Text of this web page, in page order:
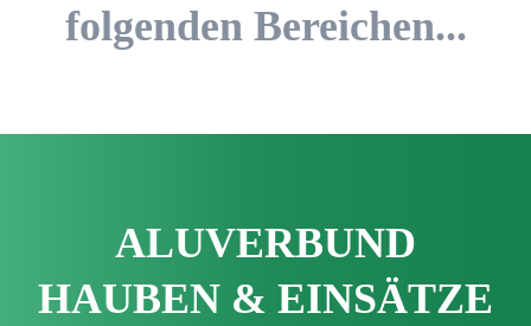
folgenden Bereichen...
ALU­VERBUND
HAUBEN & EINSÄTZE